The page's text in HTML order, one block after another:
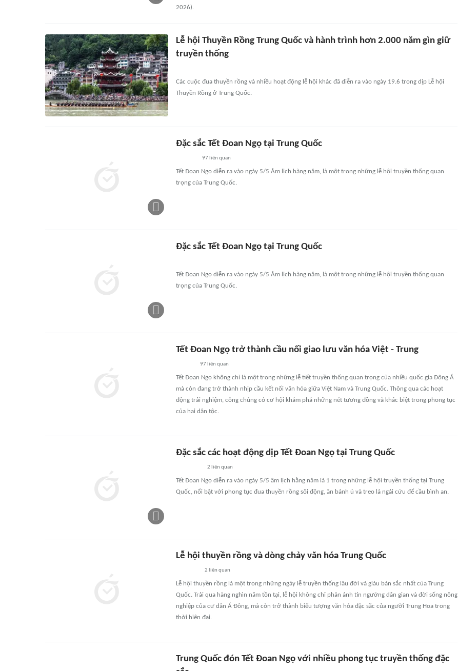
2026).
Lễ hội Thuyền Rồng Trung Quốc và hành trình hơn 2.000 năm gìn giữ
truyền thống
Các cuộc đua thuyền rồng và nhiều hoạt động lễ hội khác đã diễn ra vào ngày 19.6 trong dịp Lễ hội
Thuyền Rồng ở Trung Quốc.
Đặc sắc Tết Đoan Ngọ tại Trung Quốc
97 liên quan
Tết Đoan Ngọ diễn ra vào ngày 5/5 Âm lịch hàng năm, là một trong những lễ hội truyền thống quan
trọng của Trung Quốc.
Đặc sắc Tết Đoan Ngọ tại Trung Quốc
Tết Đoan Ngọ diễn ra vào ngày 5/5 Âm lịch hàng năm, là một trong những lễ hội truyền thống quan
trọng của Trung Quốc.
Tết Đoan Ngọ trở thành cầu nối giao lưu văn hóa Việt - Trung
97liên quan
Tết Đoan Ngọ không chỉ là một trong những lễ tiết truyền thống quan trọng của nhiều quốc gia Đông Á
mà còn đang trở thành nhịp cầu kết nối văn hóa giữa Việt Nam và Trung Quốc. Thông qua các hoạt
động trải nghiệm, công chúng có cơ hội khám phá những nét tương đồng và khác biệt trong phong tục
của hai dân tộc.
Đặc sắc các hoạt động dịp Tết Đoan Ngọ tại Trung Quốc
2 liên quan
Tết Đoan Ngọ diễn ra vào ngày 5/5 âm lịch hằng năm là 1 trong những lễ hội truyền thống tại Trung
Quốc, nổi bật với phong tục đua thuyền rồng sôi động, ăn bánh ú và treo lá ngải cứu để cầu bình an.
Lễ hội thuyền rồng và dòng chảy văn hóa Trung Quốc
2 liên quan
Lễ hội thuyền rồng là một trong những ngày lễ truyền thống lâu đời và giàu bản sắc nhất của Trung
Quốc. Trải qua hàng nghìn năm tồn tại, lễ hội không chỉ phản ánh tín ngưỡng dân gian và đời sống nông
nghiệp của cư dân Á Đông, mà còn trở thành biểu tượng văn hóa đặc sắc của người Trung Hoa trong
thời hiện đại.
Trung Quốc đón Tết Đoan Ngọ với nhiều phong tục truyền thống đặc